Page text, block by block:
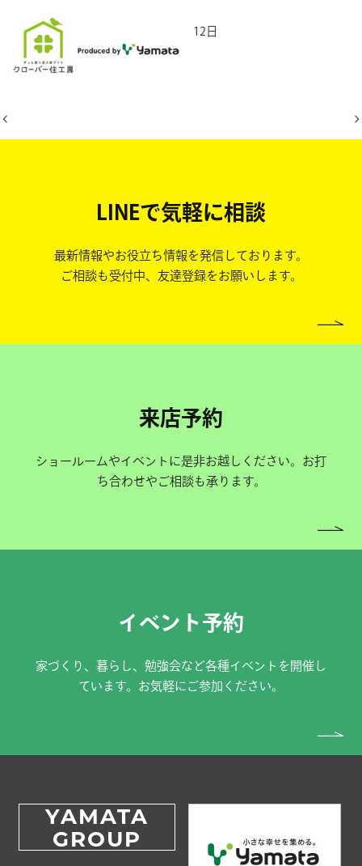
2026年6月12日
LINEで気軽に相談
最新情報やお役立ち情報を発信しております。
ご相談も受付中、友達登録をお願いします。
来店予約
ショールームやイベントに是非お越しください。お打
ち合わせやご相談も承ります。
イベント予約
家づくり、暮らし、勉強会など各種イベントを開催し
ています。お気軽にご参加ください。
YAMATA
GROUP